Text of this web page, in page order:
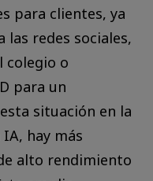
para clientes, ya
las redes sociales,
colegio o
para un
situación en la
IA, hay más
alto rendimiento